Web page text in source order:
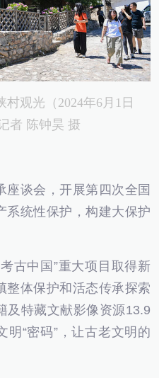
观光（2024年6月1日
者 陈钟昊 摄
谈会，开展第四次全国
统性保护，构建大保护
中国”重大项目取得新
整体保护和活态传承探索
及特藏文献影像资源13.9
“密码”，让古老文明的